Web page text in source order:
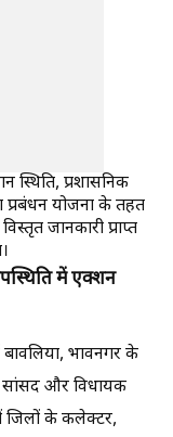
स्थिति, प्रशासनिक
योजना के तहत
जानकारी प्राप्त
में एक्शन
भावनगर के
सांसद और विधायक
जिलों के कलेक्टर,